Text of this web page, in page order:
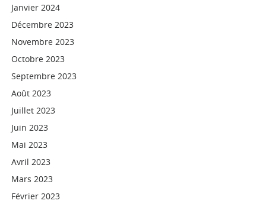
Janvier 2024
Décembre 2023
Novembre 2023
Octobre 2023
Septembre 2023
Août 2023
Juillet 2023
Juin 2023
Mai 2023
Avril 2023
Mars 2023
Février 2023